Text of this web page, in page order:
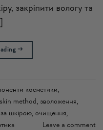
закріпити вологу та
→
косметики,
method, зволоження,
шкірою, очищення,
Leave a comment